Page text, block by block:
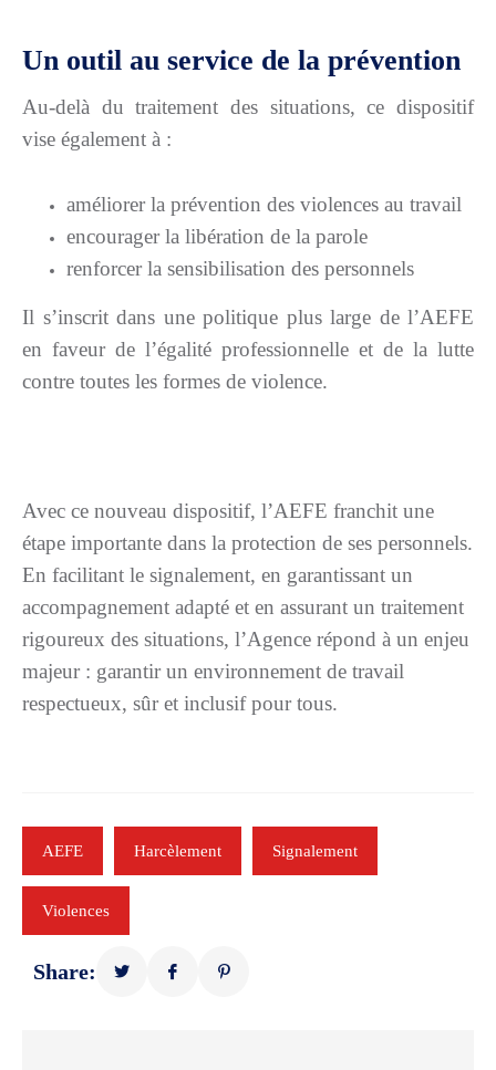
Un outil au service de la prévention
Au-delà du traitement des situations, ce dispositif
vise également à :
améliorer la prévention des violences au travail
encourager la libération de la parole
renforcer la sensibilisation des personnels
Il s’inscrit dans une politique plus large de l’AEFE
en faveur de l’égalité professionnelle et de la lutte
contre toutes les formes de violence.
Avec ce nouveau dispositif, l’AEFE franchit une
étape importante dans la protection de ses personnels.
En facilitant le signalement, en garantissant un
accompagnement adapté et en assurant un traitement
rigoureux des situations, l’Agence répond à un enjeu
majeur : garantir un environnement de travail
respectueux, sûr et inclusif pour tous.
AEFE Harcèlement Signalement
Violences
Share: